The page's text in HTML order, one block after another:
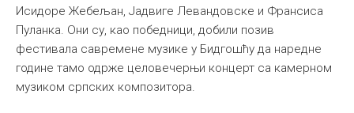
Исидоре Жебељан, Јадвиге Левандовске и Франсиса
Пуланка. Они су, као победници, добили позив
фестивала савремене музике у Бидгошћу да наредне
године тамо одрже целовечерњи концерт са камерном
музиком српских композитора.